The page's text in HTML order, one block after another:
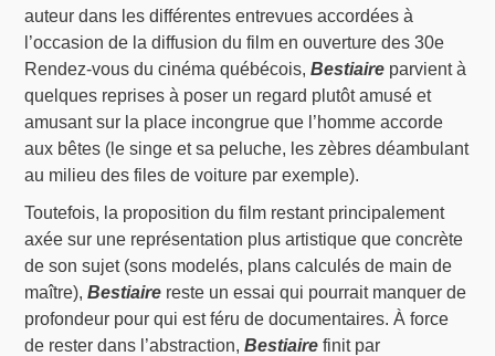
auteur dans les différentes entrevues accordées à
l’occasion de la diffusion du film en ouverture des 30e
Rendez-vous du cinéma québécois,Bestiaire parvient à
quelques reprises à poser un regard plutôt amusé et
amusant sur la place incongrue que l’homme accorde
aux bêtes (le singe et sa peluche, les zèbres déambulant
au milieu des files de voiture par exemple).
Toutefois, la proposition du film restant principalement
axée sur une représentation plus artistique que concrète
de son sujet (sons modelés, plans calculés de main de
maître),Bestiaire reste un essai qui pourrait manquer de
profondeur pour qui est féru de documentaires. À force
de rester dans l’abstraction,Bestiaire finit par